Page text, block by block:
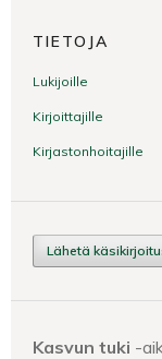
TIETOJA
Lukijoille
Kirjoittajille
Kirjastonhoitajille
Lähetä
Kasvun tuki -